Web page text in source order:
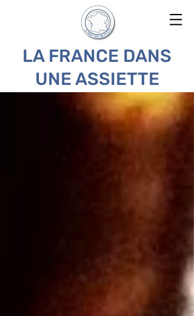
LA FRANCE DANS
UNE ASSIETTE